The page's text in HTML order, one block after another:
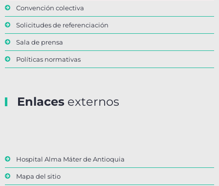
Convención colectiva
Solicitudes de referenciación
Sala de prensa
Políticas normativas
Enlaces externos
Hospital Alma Máter de Antioquia
Mapa del sitio